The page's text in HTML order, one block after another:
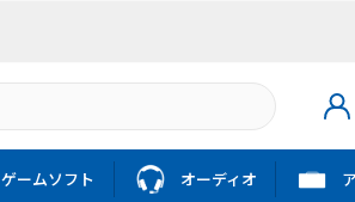
ゲームソフト オーディオ